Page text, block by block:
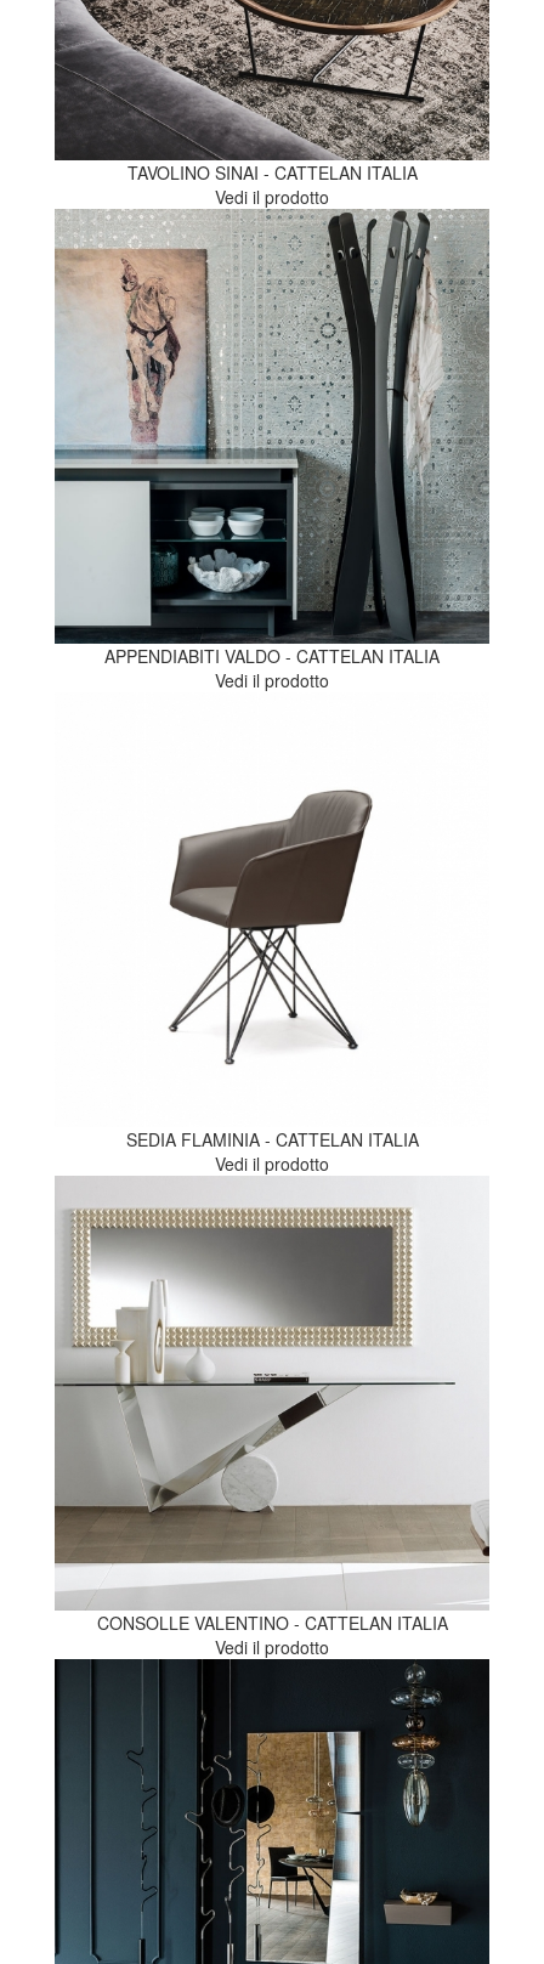
TAVOLINO SINAI - CATTELAN ITALIA
Vedi il prodotto
APPENDIABITI VALDO - CATTELAN ITALIA
Vedi il prodotto
SEDIA FLAMINIA - CATTELAN ITALIA
Vedi il prodotto
CONSOLLE VALENTINO - CATTELAN ITALIA
Vedi il prodotto